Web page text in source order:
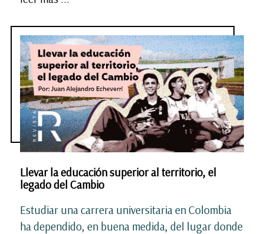
Llevar la educación superior al territorio, el
legado del Cambio
Estudiar una carrera universitaria en Colombia
ha dependido, en buena medida, del lugar donde